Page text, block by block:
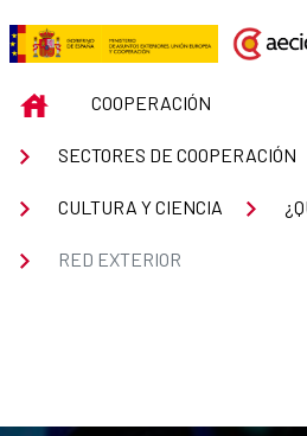
Saltar al contenido principal
Red Exterior
INICIOCOOPERACIÓN
SECTORES DE COOPERACIÓN
CULTURA Y CIENCIA
RED EXTERIOR